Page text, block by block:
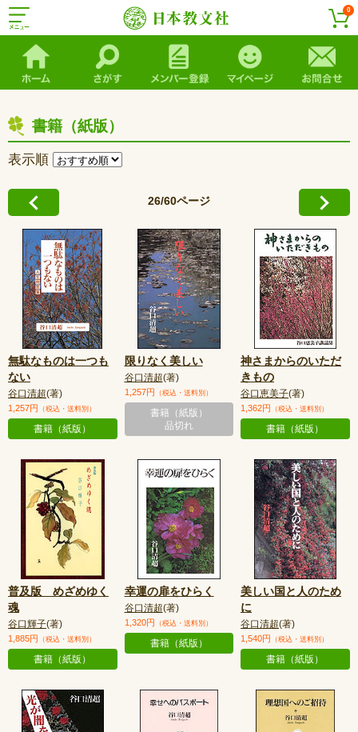
0
書籍（紙版）
表示順
26/60ページ
無駄なものは一つも
ない
谷口清超(著)
1,257円 （税込・送料別）
書籍（紙版）
限りなく美しい
谷口清超(著)
1,257円 （税込・送料別）
書籍（紙版）
品切れ
神さまからのいただ
きもの
谷口恵美子(著)
1,362円 （税込・送料別）
書籍（紙版）
普及版 めざめゆく
魂
谷口輝子(著)
1,885円 （税込・送料別）
書籍（紙版）
幸運の扉をひらく
谷口清超(著)
1,320円 （税込・送料別）
書籍（紙版）
美しい国と人のため
に
谷口清超(著)
1,540円 （税込・送料別）
書籍（紙版）